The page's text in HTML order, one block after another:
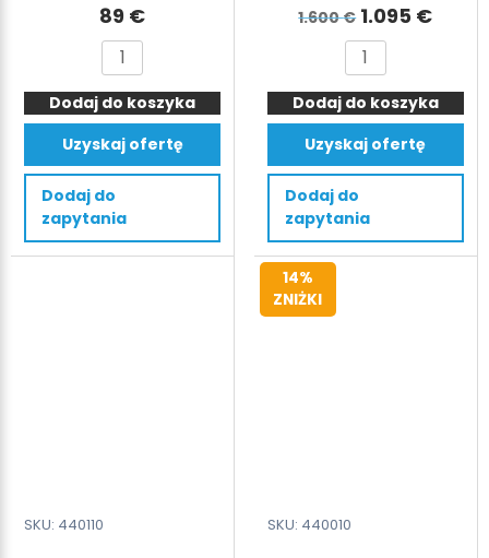
89 €
ilość
Textile
strap
for
waste
bales
16mm
-
340m
Dodaj do koszyka
Uzyskaj ofertę
Dodaj do
zapytania
1.600€ Pierwotna
cena
wynosiła:
1.600 €.
1.095 €
ilość
Film
and
Paper
baler
machine
TONNA
T-
Portable
Dodaj do koszyka
Uzyskaj ofertę
Dodaj do
zapytania
SKU: 440110
14%
ZNIŻKI
SKU: 440010